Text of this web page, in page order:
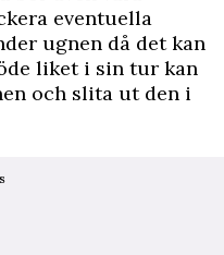
eventuella
ugnen då det kan
liket i sin tur kan
och slita ut den i